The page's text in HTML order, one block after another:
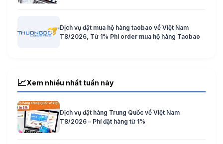
Dịch vụ đặt mua hộ hàng taobao về Việt Nam
T8/2026, Từ 1% Phí order mua hộ hàng Taobao
📈Xem nhiều nhất tuần này
Dịch vụ đặt hàng Trung Quốc về Việt Nam
T8/2026 – Phí đặt hàng từ 1%